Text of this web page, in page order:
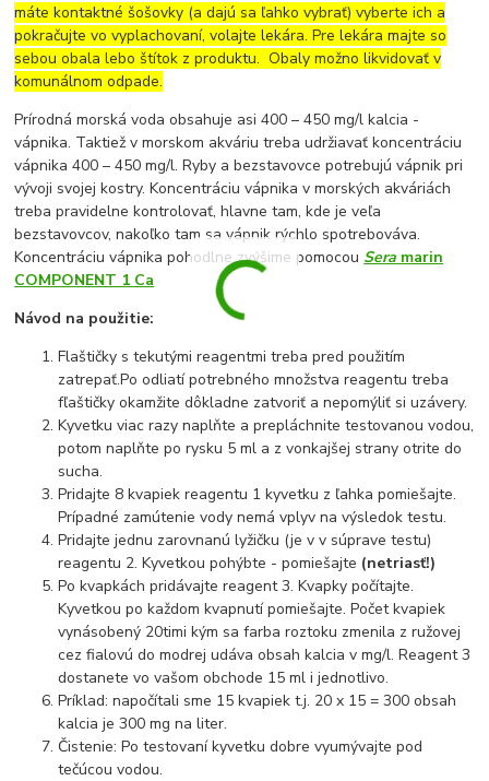
máte kontaktné šošovky (a dajú sa ľahko vybrať) vyberte ich a
pokračujte vo vyplachovaní, volajte lekára. Pre lekára majte so
sebou obala lebo štítok z produktu. Obaly možno likvidovať v
komunálnom odpade.
Prírodná morská voda obsahuje asi 400 – 450 mg/l kalcia -
vápnika. Taktiež v morskom akváriu treba udržiavať koncentráciu
vápnika 400 – 450 mg/l. Ryby a bezstavovce potrebujú vápnik pri
vývoji svojej kostry. Koncentráciu vápnika v morských akváriách
treba pravidelne kontrolovať, hlavne tam, kde je veľa
bezstavovcov, nakoľko tam sa vápnik rýchlo spotrebováva.
Koncentráciu vápnika pohodlne zvýšime pomocou Sera marin
COMPONENT 1 Ca
Návod na použitie:
Flaštičky s tekutými reagentmi treba pred použitím
zatrepať.Po odliatí potrebného množstva reagentu treba
fľaštičky okamžite dôkladne zatvoriť a nepomýliť si uzávery.
Kyvetku viac razy naplňte a prepláchnite testovanou vodou,
potom naplňte po rysku 5 ml a z vonkajšej strany otrite do
sucha.
Pridajte 8 kvapiek reagentu 1 kyvetku z ľahka pomiešajte.
Prípadné zamútenie vody nemá vplyv na výsledok testu.
Pridajte jednu zarovnanú lyžičku (je v v súprave testu)
reagentu 2. Kyvetkou pohýbte - pomiešajte (netriasť!)
Po kvapkách pridávajte reagent 3. Kvapky počítajte.
Kyvetkou po každom kvapnutí pomiešajte. Počet kvapiek
vynásobený 20timi kým sa farba roztoku zmenila z ružovej
cez fialovú do modrej udáva obsah kalcia v mg/l. Reagent 3
dostanete vo vašom obchode 15 ml i jednotlivo.
Príklad: napočítali sme 15 kvapiek t.j. 20 x 15 = 300 obsah
kalcia je 300 mg na liter.
Čistenie: Po testovaní kyvetku dobre vyumývajte pod
tečúcou vodou.